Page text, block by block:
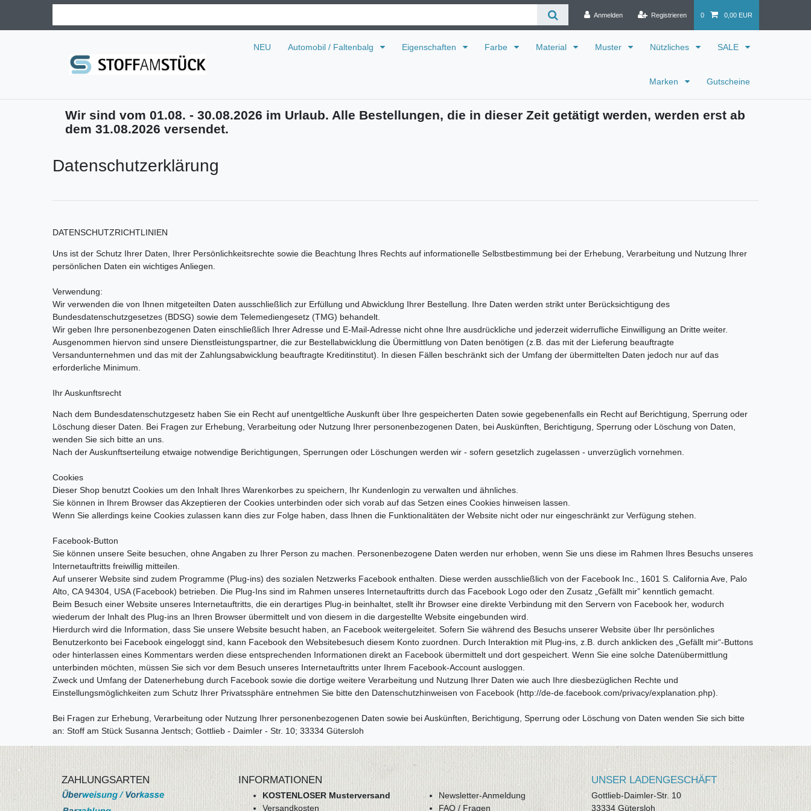
Anmelden Registrieren 0 0,00 EUR
NEU Automobil / Faltenbalg Eigenschaften Farbe Material Muster Nützliches SALE
Marken Gutscheine
Wir sind vom 01.08. - 30.08.2026 im Urlaub. Alle Bestellungen, die in dieser Zeit getätigt werden, werden erst ab
dem 31.08.2026 versendet.
Daten­schutz­erklärung
DATENSCHUTZRICHTLINIEN
Uns ist der Schutz Ihrer Daten, Ihrer Persönlichkeitsrechte sowie die Beachtung Ihres Rechts auf informationelle Selbstbestimmung bei der Erhebung, Verarbeitung und Nutzung Ihrer
persönlichen Daten ein wichtiges Anliegen.
Verwendung:
Wir verwenden die von Ihnen mitgeteilten Daten ausschließlich zur Erfüllung und Abwicklung Ihrer Bestellung. Ihre Daten werden strikt unter Berücksichtigung des
Bundesdatenschutzgesetzes (BDSG) sowie dem Telemediengesetz (TMG) behandelt.
Wir geben Ihre personenbezogenen Daten einschließlich Ihrer Adresse und E-Mail-Adresse nicht ohne Ihre ausdrückliche und jederzeit widerrufliche Einwilligung an Dritte weiter.
Ausgenommen hiervon sind unsere Dienstleistungspartner, die zur Bestellabwicklung die Übermittlung von Daten benötigen (z.B. das mit der Lieferung beauftragte
Versandunternehmen und das mit der Zahlungsabwicklung beauftragte Kreditinstitut). In diesen Fällen beschränkt sich der Umfang der übermittelten Daten jedoch nur auf das
erforderliche Minimum.
Ihr Auskunftsrecht
Nach dem Bundesdatenschutzgesetz haben Sie ein Recht auf unentgeltliche Auskunft über Ihre gespeicherten Daten sowie gegebenenfalls ein Recht auf Berichtigung, Sperrung oder
Löschung dieser Daten. Bei Fragen zur Erhebung, Verarbeitung oder Nutzung Ihrer personenbezogenen Daten, bei Auskünften, Berichtigung, Sperrung oder Löschung von Daten,
wenden Sie sich bitte an uns.
Nach der Auskunftserteilung etwaige notwendige Berichtigungen, Sperrungen oder Löschungen werden wir - sofern gesetzlich zugelassen - unverzüglich vornehmen.
Cookies
Dieser Shop benutzt Cookies um den Inhalt Ihres Warenkorbes zu speichern, Ihr Kundenlogin zu verwalten und ähnliches.
Sie können in Ihrem Browser das Akzeptieren der Cookies unterbinden oder sich vorab auf das Setzen eines Cookies hinweisen lassen.
Wenn Sie allerdings keine Cookies zulassen kann dies zur Folge haben, dass Ihnen die Funktionalitäten der Website nicht oder nur eingeschränkt zur Verfügung stehen.
Facebook-Button
Sie können unsere Seite besuchen, ohne Angaben zu Ihrer Person zu machen. Personenbezogene Daten werden nur erhoben, wenn Sie uns diese im Rahmen Ihres Besuchs unseres
Internetauftritts freiwillig mitteilen.
Auf unserer Website sind zudem Programme (Plug-ins) des sozialen Netzwerks Facebook enthalten. Diese werden ausschließlich von der Facebook Inc., 1601 S. California Ave, Palo
Alto, CA 94304, USA (Facebook) betrieben. Die Plug-Ins sind im Rahmen unseres Internetauftritts durch das Facebook Logo oder den Zusatz „Gefällt mir” kenntlich gemacht.
Beim Besuch einer Website unseres Internetauftritts, die ein derartiges Plug-in beinhaltet, stellt ihr Browser eine direkte Verbindung mit den Servern von Facebook her, wodurch
wiederum der Inhalt des Plug-ins an Ihren Browser übermittelt und von diesem in die dargestellte Website eingebunden wird.
Hierdurch wird die Information, dass Sie unsere Website besucht haben, an Facebook weitergeleitet. Sofern Sie während des Besuchs unserer Website über Ihr persönliches
Benutzerkonto bei Facebook eingeloggt sind, kann Facebook den Websitebesuch diesem Konto zuordnen. Durch Interaktion mit Plug-ins, z.B. durch anklicken des „Gefällt mir“-Buttons
oder hinterlassen eines Kommentars werden diese entsprechenden Informationen direkt an Facebook übermittelt und dort gespeichert. Wenn Sie eine solche Datenübermittlung
unterbinden möchten, müssen Sie sich vor dem Besuch unseres Internetauftritts unter Ihrem Facebook-Account ausloggen.
Zweck und Umfang der Datenerhebung durch Facebook sowie die dortige weitere Verarbeitung und Nutzung Ihrer Daten wie auch Ihre diesbezüglichen Rechte und
Einstellungsmöglichkeiten zum Schutz Ihrer Privatssphäre entnehmen Sie bitte den Datenschutzhinweisen von Facebook (http://de-de.facebook.com/privacy/explanation.php).
Bei Fragen zur Erhebung, Verarbeitung oder Nutzung Ihrer personenbezogenen Daten sowie bei Auskünften, Berichtigung, Sperrung oder Löschung von Daten wenden Sie sich bitte
an: Stoff am Stück Susanna Jentsch; Gottlieb - Daimler - Str. 10; 33334 Gütersloh
ZAHLUNGSARTEN INFORMATIONEN
KOSTENLOSER Musterversand
Versandkosten
Newsletter-Anmeldung
FAQ / Fragen
UNSER LADENGESCHÄFT
Gottlieb-Daimler-Str. 10
33334 Gütersloh